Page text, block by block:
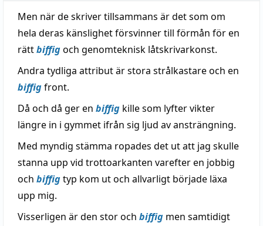
Men när de skriver tillsammans är det som om
hela deras känslighet försvinner till förmån för en
rättbiffigoch genomteknisk låtskrivarkonst.
Andra tydliga attribut är stora strålkastare och en
biffigfront.
Då och då ger en biffig kille som lyfter vikter
längre in i gymmet ifrån sig ljud av ansträngning.
Med myndig stämma ropades det ut att jag skulle
stanna upp vid trottoarkanten varefter en jobbig
och biffigtyp kom ut och allvarligt började läxa
upp mig.
Visserligen är den stor och biffig men samtidigt